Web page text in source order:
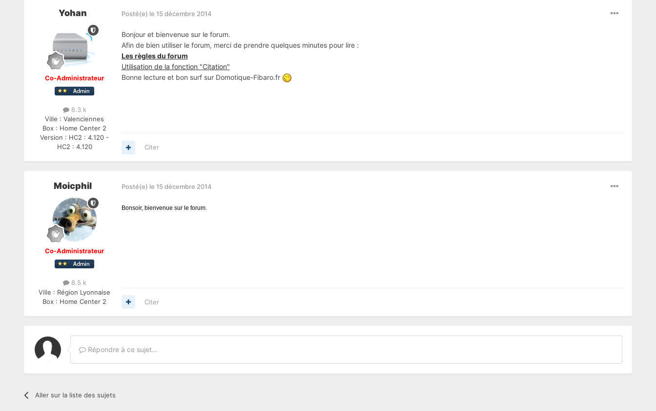
Yohan
Co-Administrateur
6.3 k
Ville :Valenciennes
Box : Home Center 2
Version : HC2 : 4.120 -
HC2 : 4.120
Posté(e) le 15 décembre 2014
Bonjour et bienvenue sur le forum.
Afin de bien utiliser le forum, merci de prendre quelques minutes pour lire :
Les règles du forum
Utilisation de la fonction "Citation"
Bonne lecture et bon surf sur Domotique-Fibaro.fr
Citer
Moicphil
Co-Administrateur
8.5 k
Ville : Région Lyonnaise
Box : Home Center 2
Posté(e) le 15 décembre 2014
Bonsoir, bienvenue sur le forum.
Citer
Répondre à ce sujet…
Aller sur la liste des sujets